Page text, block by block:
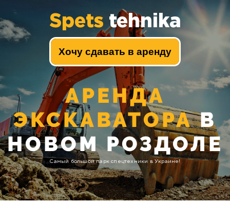
Spets tehnika
Хочу сдавать в аренду
АРЕНДА
ЭКСКАВАТОРАВ
НОВОМ РОЗДОЛЕ
Самый большой парк спецтехники в Украине!